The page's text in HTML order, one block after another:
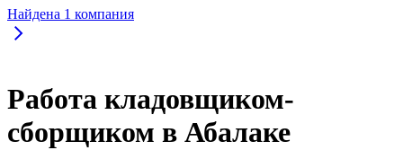
Найдена 1 компания
Работа кладовщиком-
сборщиком в Абалаке